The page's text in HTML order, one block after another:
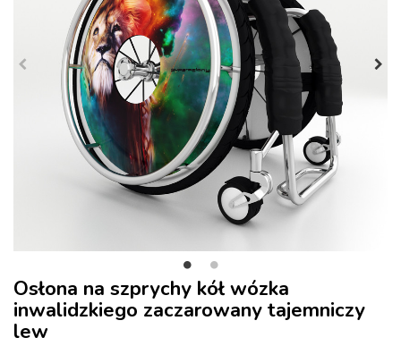
Osłona na szprychy kół wózka
inwalidzkiego zaczarowany tajemniczy
lew